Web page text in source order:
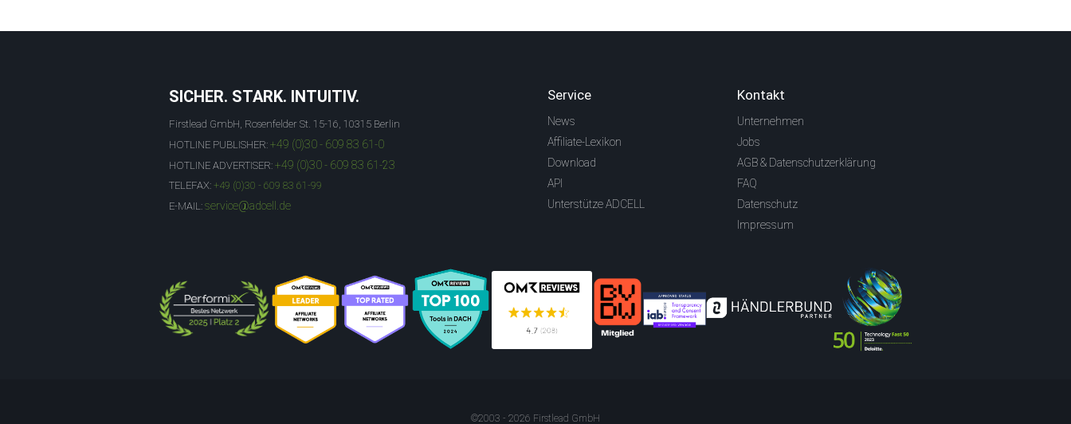
SICHER. STARK. INTUITIV.
Firstlead GmbH, Rosenfelder St. 15-16, 10315 Berlin
HOTLINE PUBLISHER: +49 (0)30 - 609 83 61-0
HOTLINE ADVERTISER: +49 (0)30 - 609 83 61-23
TELEFAX: +49 (0)30 - 609 83 61-99
E-MAIL: service@adcell.de
Service
News
Affiliate-Lexikon
Download
API
Unterstütze ADCELL
Kontakt
Unternehmen
Jobs
AGB & Datenschutzerklärung
FAQ
Datenschutz
Impressum
©2003 - 2026 Firstlead GmbH